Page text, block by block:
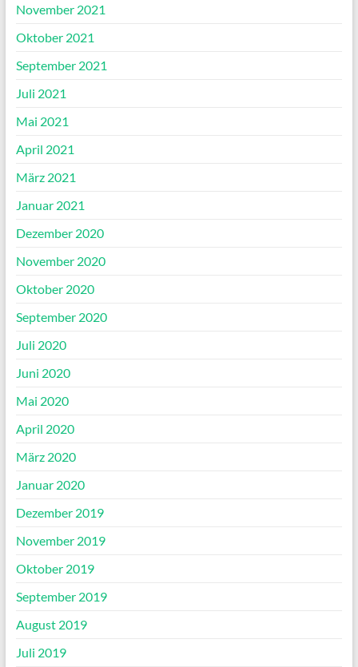
November 2021
Oktober 2021
September 2021
Juli 2021
Mai 2021
April 2021
März 2021
Januar 2021
Dezember 2020
November 2020
Oktober 2020
September 2020
Juli 2020
Juni 2020
Mai 2020
April 2020
März 2020
Januar 2020
Dezember 2019
November 2019
Oktober 2019
September 2019
August 2019
Juli 2019